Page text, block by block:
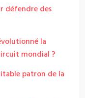
défendre des
la
mondial ?
patron de la